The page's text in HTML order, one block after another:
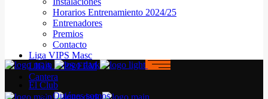
Horarios Entrenamiento 2024/25
Entrenadores
Premios
Contacto
Liga VIPS Masc
LIGA VIPS FEM
Cantera
El Club
Quiénes somos